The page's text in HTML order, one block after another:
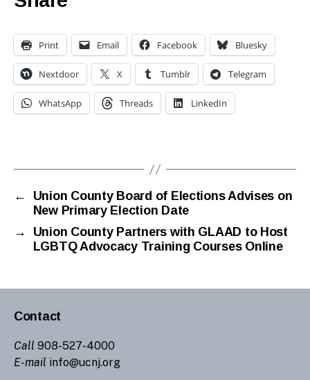
Print Email Facebook Bluesky
Nextdoor X Tumblr Telegram
WhatsApp Threads LinkedIn
←
Union County Board of Elections Advises on
New Primary Election Date
→
Union County Partners with GLAAD to Host
LGBTQ Advocacy Training Courses Online
Contact
Call 908-527-4000
E-mail info@ucnj.org